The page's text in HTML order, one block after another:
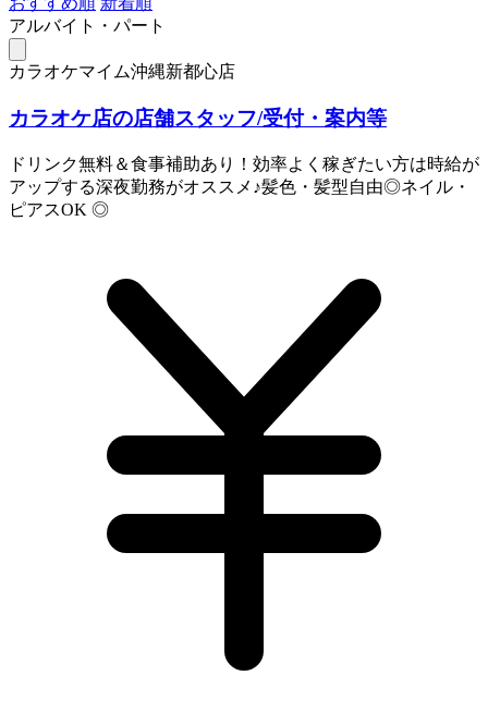
アルバイト・パート
カラオケマイム沖縄新都心店
カラオケ店の店舗スタッフ/受付・案内等
ドリンク無料＆食事補助あり！効率よく稼ぎたい方は時給が
アップする深夜勤務がオススメ♪髪色・髪型自由◎ネイル・
ピアスOK ◎